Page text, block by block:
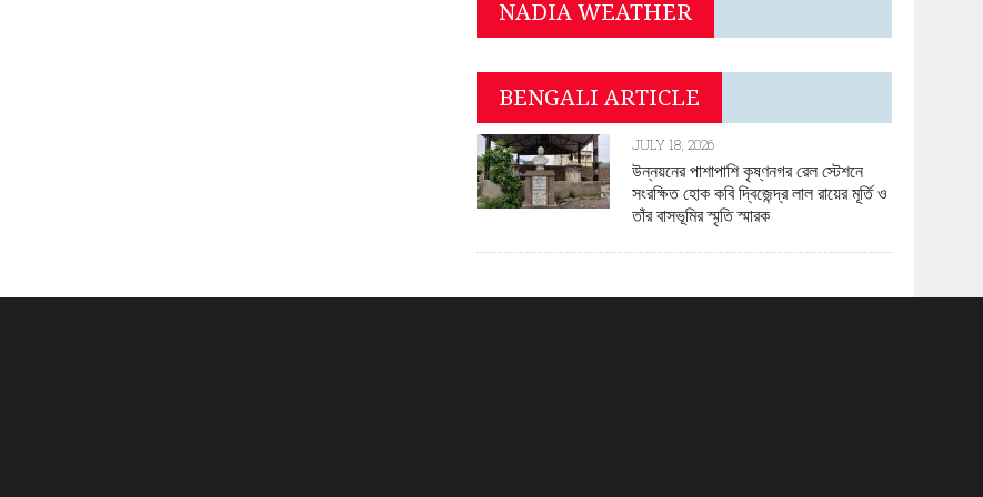
NADIA WEATHER
BENGALI ARTICLE
JULY 18, 2026
উন্নয়নের পাশাপাশি কৃষ্ণনগর রেল স্টেশনে
সংরক্ষিত হোক কবি দ্বিজেন্দ্র লাল রায়ের মূর্তি ও
তাঁর বাসভূমির স্মৃতি স্মারক